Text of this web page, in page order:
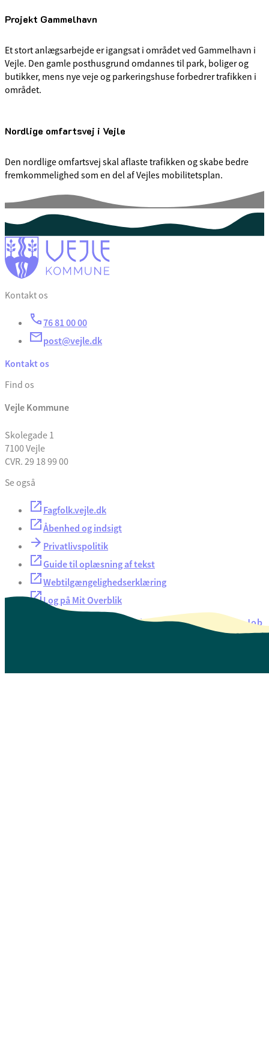
Projekt Gammelhavn
Et stort anlægsarbejde er igangsat i området ved Gammelhavn i
Vejle. Den gamle posthusgrund omdannes til park, boliger og
butikker, mens nye veje og parkeringshuse forbedrer trafikken i
området.
Nordlige omfartsvej i Vejle
Den nordlige omfartsvej skal aflaste trafikken og skabe bedre
fremkommelighed som en del af Vejles mobilitetsplan.
Kontakt os
76 81 00 00
post@vejle.dk
Kontakt os
Find os
Vejle Kommune
Skolegade 1
7100 Vejle
CVR. 29 18 99 00
Se også
Fagfolk.vejle.dk
Åbenhed og indsigt
Privatlivspolitik
Guide til oplæsning af tekst
Webtilgængelighedserklæring
Log på Mit Overblik
Oversigt over selvbetjeningJob